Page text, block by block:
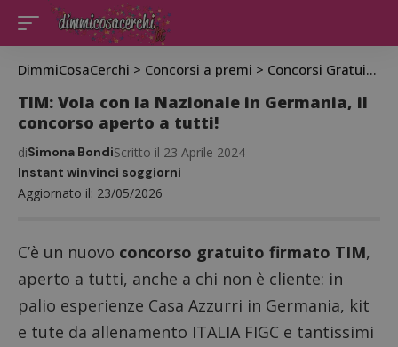
DimmiCosaCerchi > Concorsi a premi > Concorsi Gratuiti >
TIM: Vola con la Nazionale in Germania, il
concorso aperto a tutti!
Aggiornato il: 23/05/2026
diSimona BondiScritto il 23 Aprile 2024
Instant winvinci soggiorni
C’è un nuovo concorso gratuito firmato TIM,
aperto a tutti, anche a chi non è cliente: in
palio esperienze Casa Azzurri in Germania, kit
e tute da allenamento ITALIA FIGC e tantissimi